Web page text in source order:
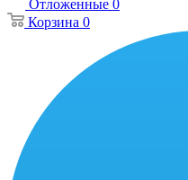
Отложенные 0
Корзина 0